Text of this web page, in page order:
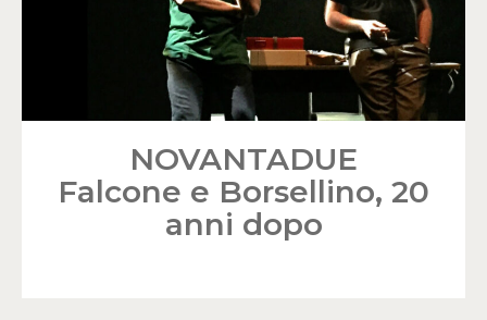
NOVANTADUE
Falcone e Borsellino, 20
anni dopo